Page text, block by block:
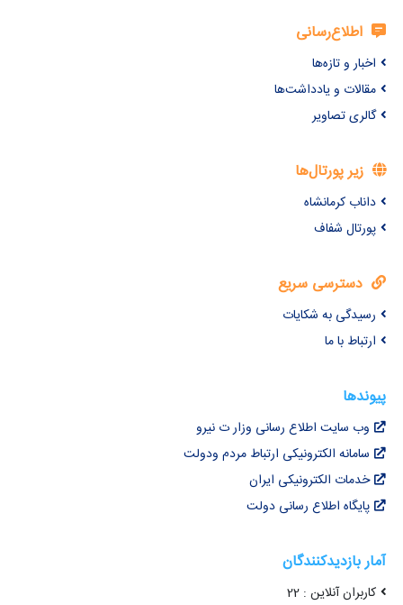
اطلاع‌رسانی
اخبار و تازه‌ها
مقالات و یادداشت‌ها
گالری تصاویر
زیر پورتال‌ها
داناب کرمانشاه
پورتال شفاف
دسترسی سریع
رسیدگی به شکایات
ارتباط با ما
پیوندها
وب سایت اطلاع رسانی وزار ت نیرو
سامانه الکترونیکی ارتباط مردم ودولت
خدمات الکترونیکی ایران
پایگاه اطلاع رسانی دولت
آمار بازدیدکنندگان
کاربران آنلاین : 22